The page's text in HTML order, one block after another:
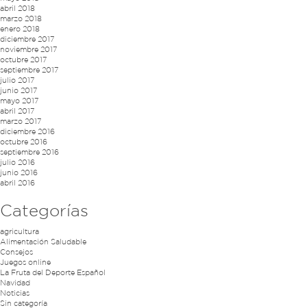
abril 2018
marzo 2018
enero 2018
diciembre 2017
noviembre 2017
octubre 2017
septiembre 2017
julio 2017
junio 2017
mayo 2017
abril 2017
marzo 2017
diciembre 2016
octubre 2016
septiembre 2016
julio 2016
junio 2016
abril 2016
Categorías
agricultura
Alimentación Saludable
Consejos
Juegos online
La Fruta del Deporte Español
Navidad
Noticias
Sin categoría